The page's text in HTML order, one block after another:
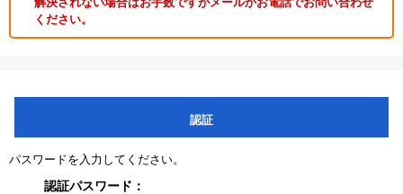
ください。
認証
パスワードを入力してください。
認証パスワード：